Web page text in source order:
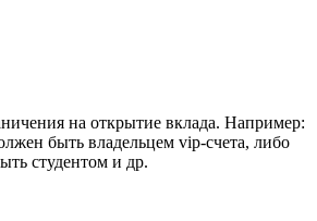
на открытие вклада. Например:
быть владельцем vip-счета, либо
студентом и др.